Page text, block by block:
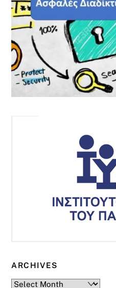
ARCHIVES
Archives